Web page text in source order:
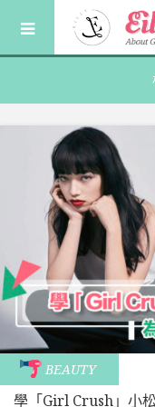
content
BEAUTY
學「Girl Crush」小